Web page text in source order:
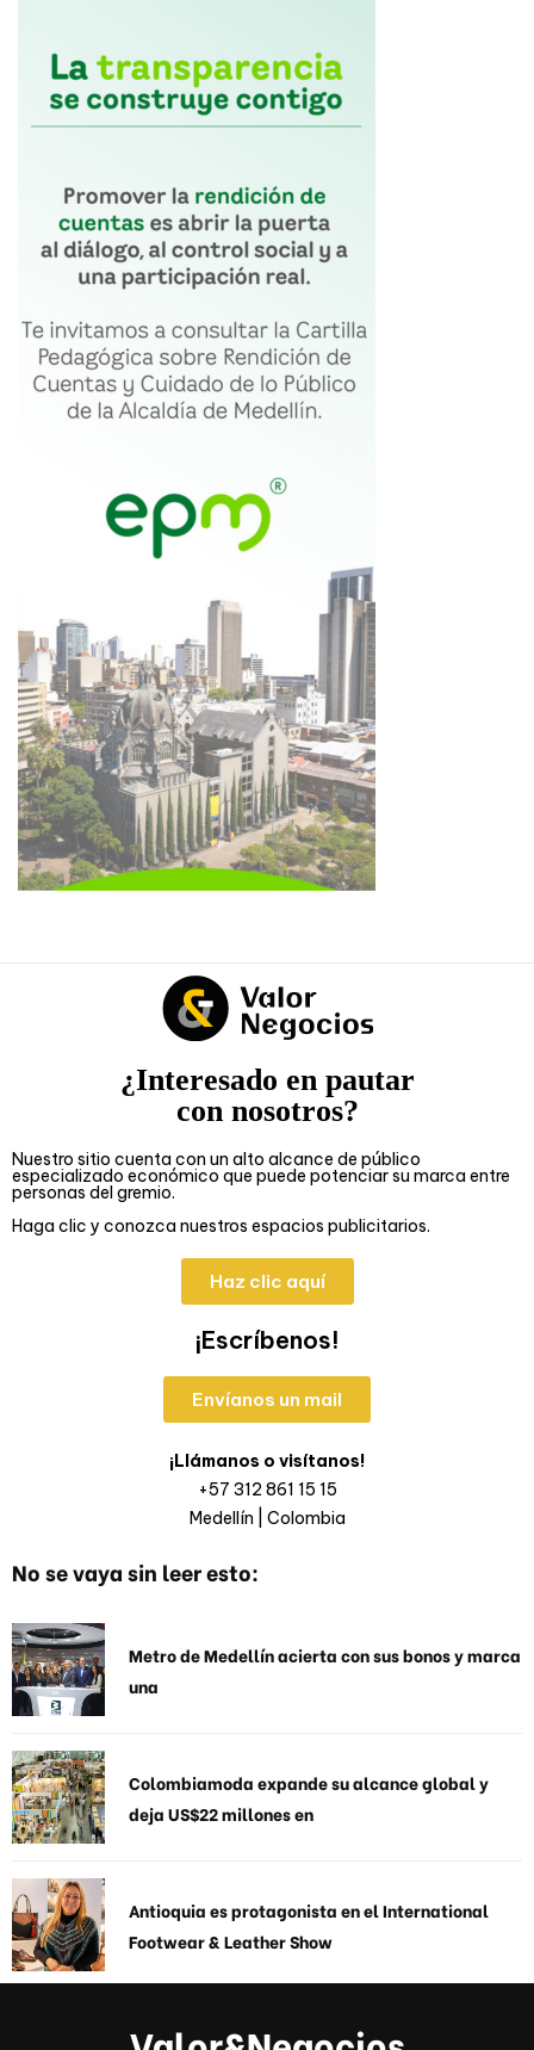
¿Interesado en pautar
con nosotros?
Nuestro sitio cuenta con un alto alcance de público
especializado económico que puede potenciar su marca entre
personas del gremio.
Haga clic y conozca nuestros espacios publicitarios.
Haz clic aquí
¡Escríbenos!
Envíanos un mail
¡Llámanos o visítanos!
+57 312 861 15 15
Medellín | Colombia
No se vaya sin leer esto:
Metro de Medellín acierta con sus bonos y marca
una
Colombiamoda expande su alcance global y
deja US$22 millones en
Antioquia es protagonista en el International
Footwear & Leather Show